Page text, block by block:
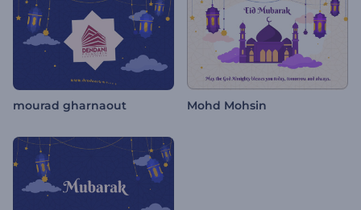
mourad gharnaout Mohd Mohsin